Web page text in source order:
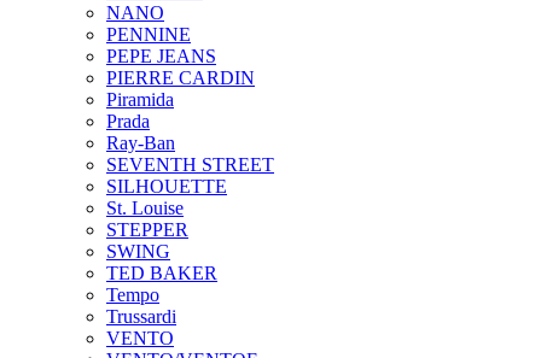
NANO
PENNINE
PEPE JEANS
PIERRE CARDIN
Piramida
Prada
Ray-Ban
SEVENTH STREET
SILHOUETTE
St. Louise
STEPPER
SWING
TED BAKER
Tempo
Trussardi
VENTO